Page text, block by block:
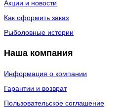
Акции и новости
Как оформить заказ
Рыболовные истории
Наша компания
Информация о компании
Гарантии и возврат
Пользовательское соглашение